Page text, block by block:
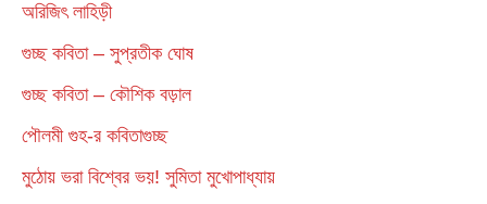
অরিজিৎ লাহিড়ী
গুচ্ছ কবিতা – সুপ্রতীক ঘোষ
গুচ্ছ কবিতা – কৌশিক বড়াল
পৌলমী গুহ-র কবিতাগুচ্ছ
মুঠোয় ভরা বিশ্বের ভয়! সুমিতা মুখোপাধ্যায়